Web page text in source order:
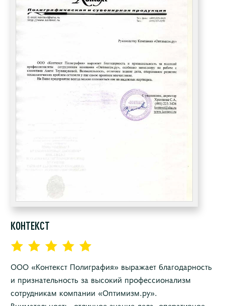
КОНТЕКСТ
ООО «Контекст Полиграфия» выражает благодарность
и признательность за высокий профессионализм
сотрудникам компании «Оптимизм.ру».